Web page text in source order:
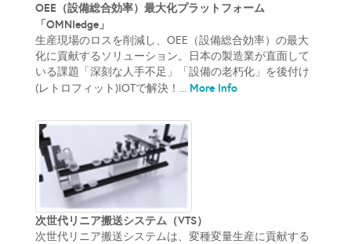
OEE（設備総合効率）最大化プラットフォーム
「OMNIedge」
生産現場のロスを削減し、OEE（設備総合効率）の最大
化に貢献するソリューション。日本の製造業が直面して
いる課題「深刻な人手不足」「設備の老朽化」を後付け
(レトロフィット)IOTで解決！... More Info
次世代リニア搬送システム（VTS）
次世代リニア搬送システムは、変種変量生産に貢献する